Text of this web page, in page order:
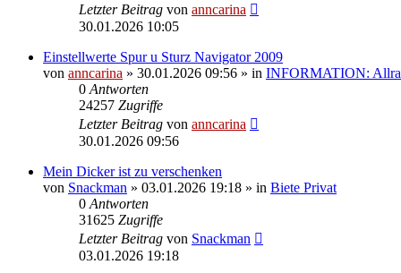
Letzter Beitrag von anncarina
30.01.2026 10:05
Einstellwerte Spur u Sturz Navigator 2009
von anncarina » 30.01.2026 09:56 » in INFORMATION:
0 Antworten
24257 Zugriffe
Letzter Beitrag von anncarina
30.01.2026 09:56
Mein Dicker ist zu verschenken
von Snackman » 03.01.2026 19:18 » in Biete Privat
0 Antworten
31625 Zugriffe
Letzter Beitrag von Snackman
03.01.2026 19:18